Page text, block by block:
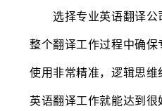
选择专业英语翻译公
整个翻译工作过程中确
使用非常精准，逻辑思
英语翻译工作就能达到